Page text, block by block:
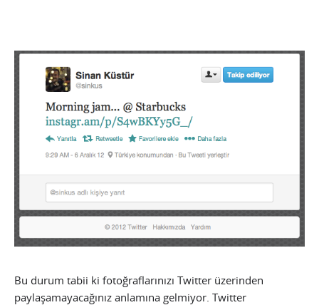
Bu durum tabii ki fotoğraflarınızı Twitter üzerinden
paylaşamayacağınız anlamına gelmiyor. Twitter